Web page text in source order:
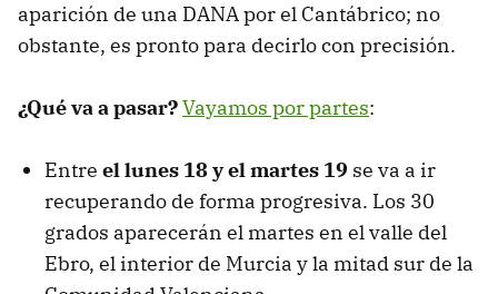
aparición de una DANA por el Cantábrico; no
obstante, es pronto para decirlo con precisión.
¿Qué va a pasar?Vayamos por partes:
Entre el lunes 18 y el martes 19 se va a ir
recuperando de forma progresiva. Los 30
grados aparecerán el martes en el valle del
Ebro, el interior de Murcia y la mitad sur de la